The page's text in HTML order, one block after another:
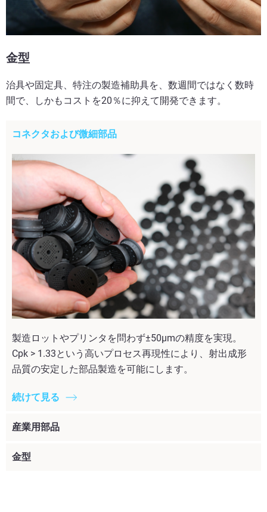
金型
治具や固定具、特注の製造補助具を、数週間ではなく数時
間で、しかもコストを20％に抑えて開発できます。
コネクタおよび微細部品
製造ロットやプリンタを問わず±50µmの精度を実現。
Cpk > 1.33という高いプロセス再現性により、射出成形
品質の安定した部品製造を可能にします。
続けて見る
産業用部品
金型